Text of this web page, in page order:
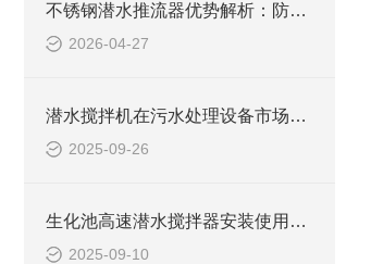
不锈钢潜水推流器优势解析：防腐耐用污水处理设备
2026-04-27
潜水搅拌机在污水处理设备市场的发展及产品优势
2025-09-26
生化池高速潜水搅拌器安装使用方法
2025-09-10